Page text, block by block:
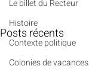
Le billet du Recteur
Histoire
Contexte politique
Colonies de
Posts récents